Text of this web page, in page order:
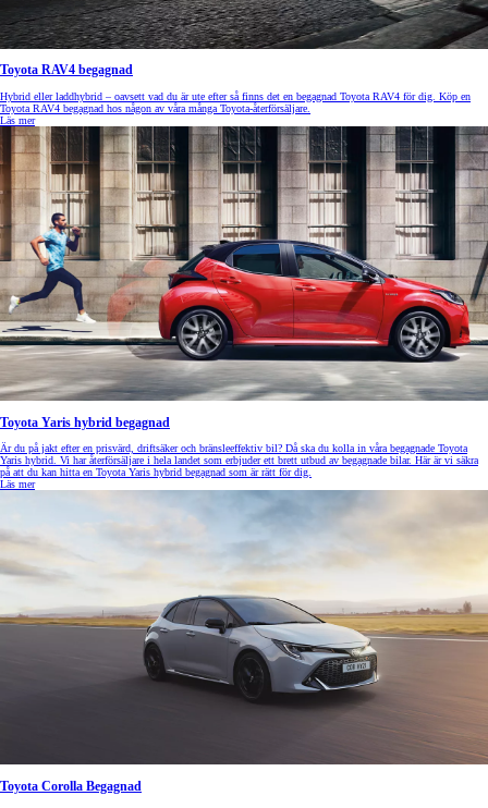
Toyota RAV4 begagnad
Hybrid eller laddhybrid – oavsett vad du är ute efter så finns det en begagnad Toyota RAV4 för dig. Köp en
Toyota RAV4 begagnad hos någon av våra många Toyota-återförsäljare.
Läs mer
Toyota Yaris hybrid begagnad
Är du på jakt efter en prisvärd, driftsäker och bränsleeffektiv bil? Då ska du kolla in våra begagnade Toyota
Yaris hybrid. Vi har återförsäljare i hela landet som erbjuder ett brett utbud av begagnade bilar. Här är vi säkra
på att du kan hitta en Toyota Yaris hybrid begagnad som är rätt för dig.
Läs mer
Toyota Corolla Begagnad